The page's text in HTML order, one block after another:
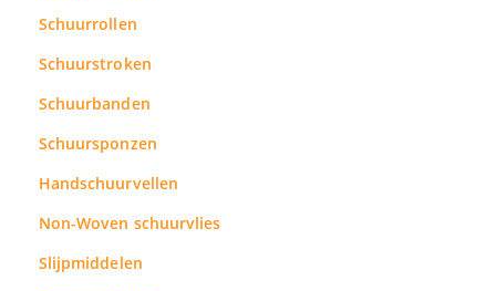
Schuurrollen
Schuurstroken
Schuurbanden
Schuursponzen
Handschuurvellen
Non-Woven schuurvlies
Slijpmiddelen